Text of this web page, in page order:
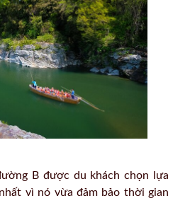
B được du khách chọn lựa
vì nó vừa đảm bảo thời gian